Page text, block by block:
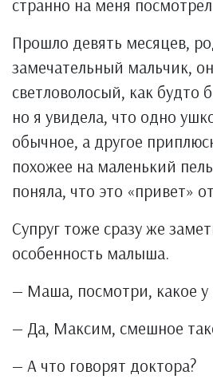
странно на меня
Прошло девять месяцев,
замечательный мальчик,
светловолосый, как будто
но я увидела, что одно
обычное, а другое
похожее на маленький
поняла, что это «привет»
Супруг тоже сразу же
особенность малыша.
— Маша, посмотри, какое у
— Да, Максим, смешное
— А что говорят доктора?